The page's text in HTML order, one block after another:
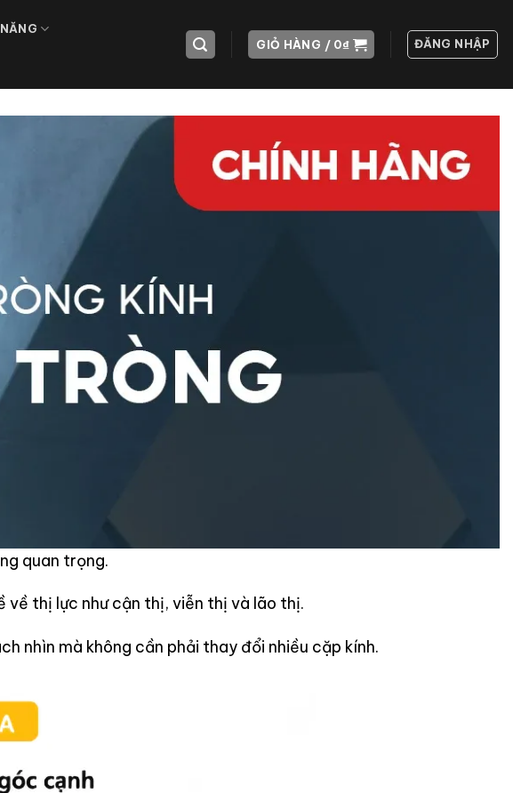
GIỎ HÀNG / 0₫ ĐĂNG NHẬP
quan trọng.
về thị lực như cận thị, viễn thị và lão thị.
nhìn mà không cần phải thay đổi nhiều cặp kính.